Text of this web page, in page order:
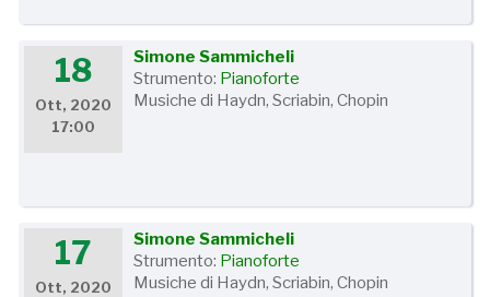
18
Ott, 2020
17:00
Simone Sammicheli
Strumento: Pianoforte
Musiche di Haydn, Scriabin, Chopin
17
Ott, 2020
Simone Sammicheli
Strumento: Pianoforte
Musiche di Haydn, Scriabin, Chopin